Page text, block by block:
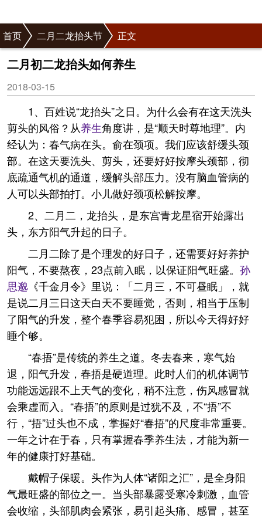
首页 二月二龙抬头节 正文
二月初二龙抬头如何养生
2018-03-15
1、百姓说“龙抬头”之日。为什么会有在这天洗头
剪头的风俗？从养生角度讲，是“顺天时尊地理”。内
经认为：春气病在头。俞在颈项。我们应该舒缓头颈
部。在这天要洗头、剪头，还要好好按摩头颈部，彻
底疏通气机的通道，缓解头部压力。没有脑血管病的
人可以头部拍打。小儿做好颈项松解按摩。
2、二月二，龙抬头，是东宫青龙星宿开始露出
头，东方阳气升起的日子。
二月二除了是个理发的好日子，还需要好好养护
阳气，不要熬夜，23点前入眠，以保证阳气旺盛。 孙
思邈 《千金月令》里说：「二月三，不可昼眠」，就
是说二月三日这天白天不要睡觉，否则，相当于压制
了阳气的升发，整个春季容易犯困，所以今天得好好
睡个够。
“春捂”是传统的养生之道。冬去春来，寒气始
退，阳气升发，春捂是硬道理。此时人们的机体调节
功能远远跟不上天气的变化，稍不注意，伤风感冒就
会乘虚而入。“春捂”的原则是过犹不及，不“捂”不
行，“捂”过头也不成，掌握好“春捂”的尺度非常重要。
一年之计在于春，只有掌握春季养生法，才能为新一
年的健康打好基础。
戴帽子保暖。头作为人体“诸阳之汇”，是全身阳
气最旺盛的部位之一。当头部暴露受寒冷刺激，血管
会收缩，头部肌肉会紧张，易引起头痛、感冒，甚至